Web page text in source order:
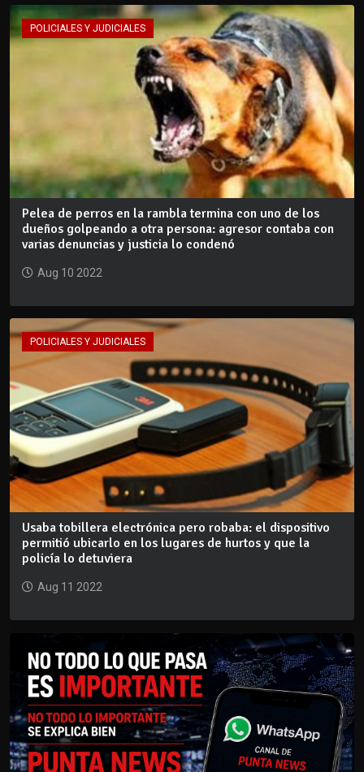
POLICIALES Y JUDICIALES
Pelea de perros en la rambla termina con uno de los
dueños golpeando a otra persona: agresor contaba con
varias denuncias y justicia lo condenó
Aug 10 2022
POLICIALES Y JUDICIALES
Usaba tobillera electrónica pero robaba: el dispositivo
permitió ubicarlo en los lugares de hurtos y que la
policía lo detuviera
Aug 11 2022